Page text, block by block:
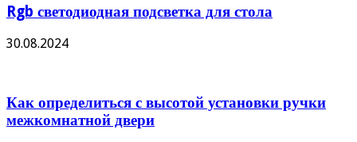
Rgb светодиодная подсветка для стола
30.08.2024
Как определиться с высотой установки ручки
межкомнатной двери